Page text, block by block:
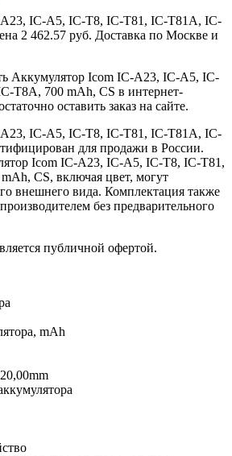
IC-A5, IC-T8, IC-T81, IC-T81A, IC-
2 462.57 руб. Доставка по Москве и
Аккумулятор Icom IC-A23, IC-A5, IC-
T8A, 700 mAh, CS в интернет-
оставить заказ на сайте.
IC-A5, IC-T8, IC-T81, IC-T81A, IC-
для продажи в России.
Icom IC-A23, IC-A5, IC-T8, IC-T81,
CS, включая цвет, могут
внешнего вида. Комплектация также
без предварительного
публичной офертой.
mAh